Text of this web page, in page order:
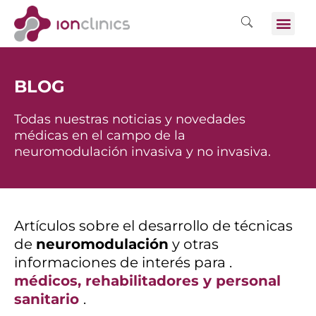
BLOG
Todas nuestras noticias y novedades
médicas en el campo de la
neuromodulación invasiva y no invasiva.
Artículos sobre el desarrollo de técnicas
de neuromodulación y otras
informaciones de interés para .
médicos, rehabilitadores y personal
sanitario .